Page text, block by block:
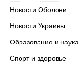
Новости Оболони
Новости Украины
Образование и наука
Спорт и здоровье